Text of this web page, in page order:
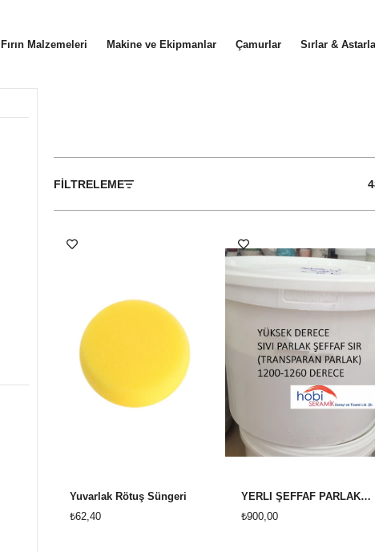
Fırın Malzemeleri Makine ve Ekipmanlar Çamurlar Sırlar &
FILTRELEME
Yuvarlak Rötuş Süngeri
₺62,40
YERLİ ŞEFFAF PARLAK SIVI SIR *YÜKSEK DERECE *( 1200-1260 ) 5KG
₺900,00